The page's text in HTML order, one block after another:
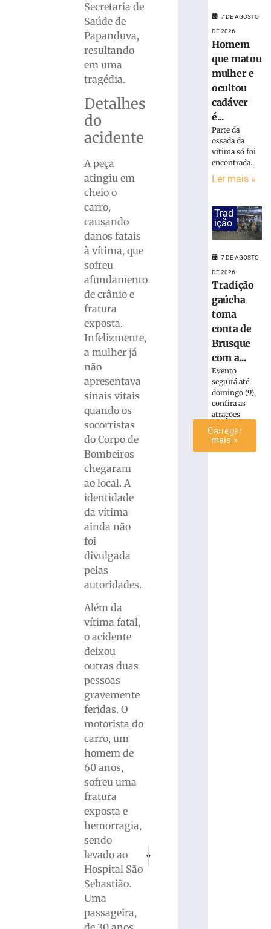
Secretaria de
Saúde de
Papanduva,
resultando
em uma
tragédia.
Detalhes
do
acidente
A peça
atingiu em
cheio o
carro,
causando
danos fatais
à vítima, que
sofreu
afundamento
de crânio e
fratura
exposta.
Infelizmente,
a mulher já
não
apresentava
sinais vitais
quando os
socorristas
do Corpo de
Bombeiros
chegaram
ao local. A
identidade
da vítima
ainda não
foi
divulgada
pelas
autoridades.
Além da
vítima fatal,
o acidente
deixou
outras duas
pessoas
gravemente
feridas. O
motorista do
carro, um
homem de
60 anos,
sofreu uma
fratura
exposta e
hemorragia,
sendo
levado ao
Hospital São
Sebastião.
Uma
passageira,
agosto
mais
prende
mulher
tráfico
pessoas
para
sexual
mais
Carregar
mais »
7 DE AGOSTO
DE 2026
Homem
que matou
mulher e
ocultou
cadáver
é...
Parte da
ossada da
vítima só foi
encontrada...
Ler mais »
Trad
ição
7 DE AGOSTO
DE 2026
Tradição
gaúcha
toma
conta de
Brusque
com a...
Evento
seguirá até
domingo (9);
confira as
atrações
Ler mais »